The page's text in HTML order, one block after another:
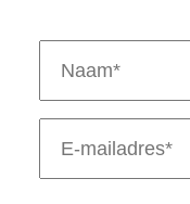
(Vereist)
mailadres